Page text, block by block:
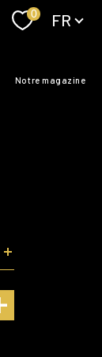
0 FR
notre magazine